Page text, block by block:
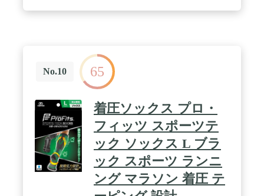
No.10 65
着圧ソックス プロ・
フィッツ スポーツテ
ック ソックス L ブラ
ック スポーツ ランニ
ング マラソン 着圧 テ